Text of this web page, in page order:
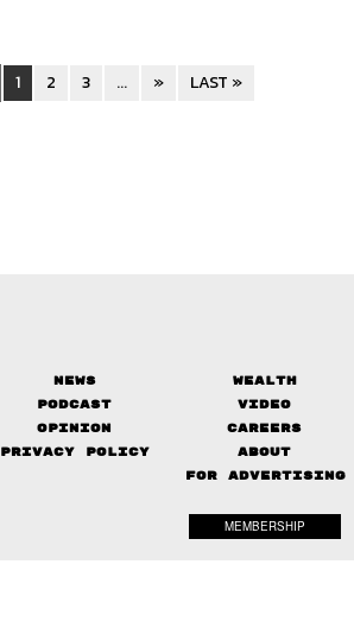
1 2 3 ... » LAST »
News Wealth
Podcast
Video
Opinion
Careers
Privacy Policy
About
FOR ADVERTISING
MEMBERSHIP